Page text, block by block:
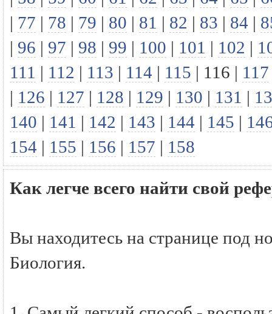
| 77 | 78 | 79 | 80 | 81 | 82 | 83 | 84 |
| 96 | 97 | 98 | 99 | 100 | 101 | 102 |
111 | 112 | 113 | 114 | 115 | 116 | 117
| 126 | 127 | 128 | 129 | 130 | 131 |
140 | 141 | 142 | 143 | 144 | 145 |
154 | 155 | 156 | 157 | 158
Как легче всего найти свой
Вы находитесь на странице под
Биология.